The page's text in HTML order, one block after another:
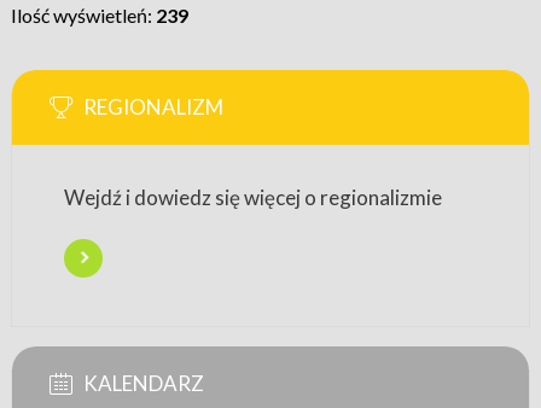
Ilość wyświetleń: 239
REGIONALIZM
Wejdź i dowiedz się więcej o regionalizmie
KALENDARZ